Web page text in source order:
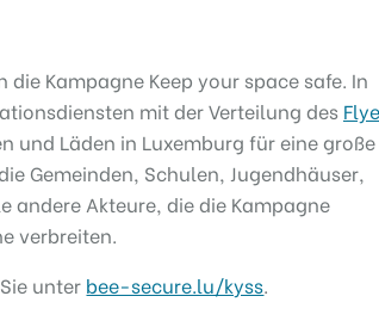
die Kampagne Keep your space safe. In
mit der Verteilung des
und Läden in Luxemburg für eine große
Gemeinden, Schulen, Jugendhäuser,
andere Akteure, die die Kampagne
verbreiten.
unter bee-secure.lu/kyss.